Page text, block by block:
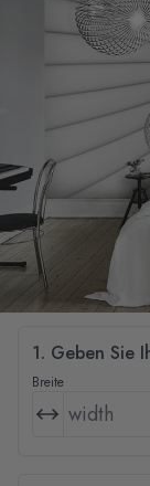
1. Geben Sie
Breite